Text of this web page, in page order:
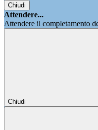
Chiudi
Attendere...
Attendere il completamento
Chiudi